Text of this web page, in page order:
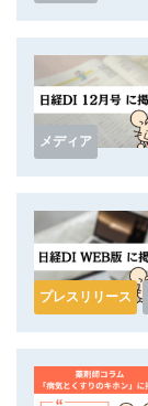
メディア
プレスリリース